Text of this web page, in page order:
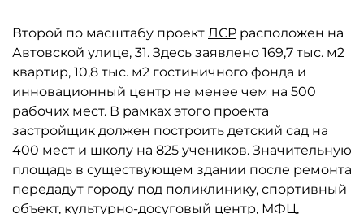
Второй по масштабу проект ЛСР расположен на
Автовской улице, 31. Здесь заявлено 169,7 тыс. м2
квартир, 10,8 тыс. м2 гостиничного фонда и
инновационный центр не менее чем на 500
рабочих мест. В рамках этого проекта
застройщик должен построить детский сад на
400 мест и школу на 825 учеников. Значительную
площадь в существующем здании после ремонта
передадут городу под поликлинику, спортивный
объект, культурно-досуговый центр, МФЦ,